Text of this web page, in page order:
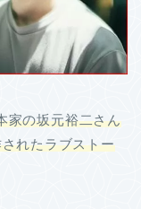
家の坂元裕二さん
れたラブストー